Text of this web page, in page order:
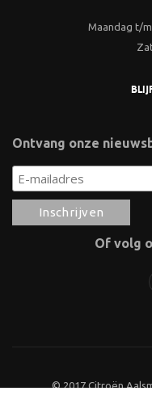
Maandag t/
Ontvang onze
Of volg
© 2017 Citroën